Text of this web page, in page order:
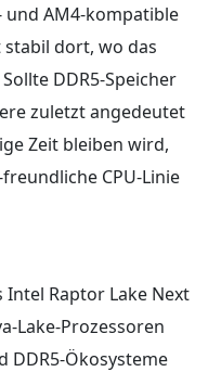
und AM4-kompatible
dort, wo das
DDR5-Speicher
zuletzt angedeutet
Zeit bleiben wird,
CPU-Linie
Raptor Lake Next
Lake-Prozessoren
DDR5-Ökosysteme